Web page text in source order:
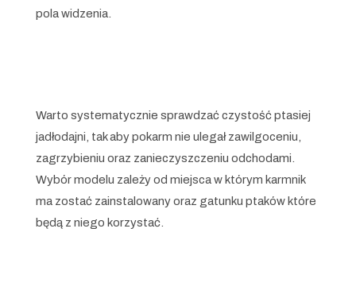
pola widzenia.
Warto systematycznie sprawdzać czystość ptasiej
jadłodajni, tak aby pokarm nie ulegał zawilgoceniu,
zagrzybieniu oraz zanieczyszczeniu odchodami.
Wybór modelu zależy od miejsca w którym karmnik
ma zostać zainstalowany oraz gatunku ptaków które
będą z niego korzystać.